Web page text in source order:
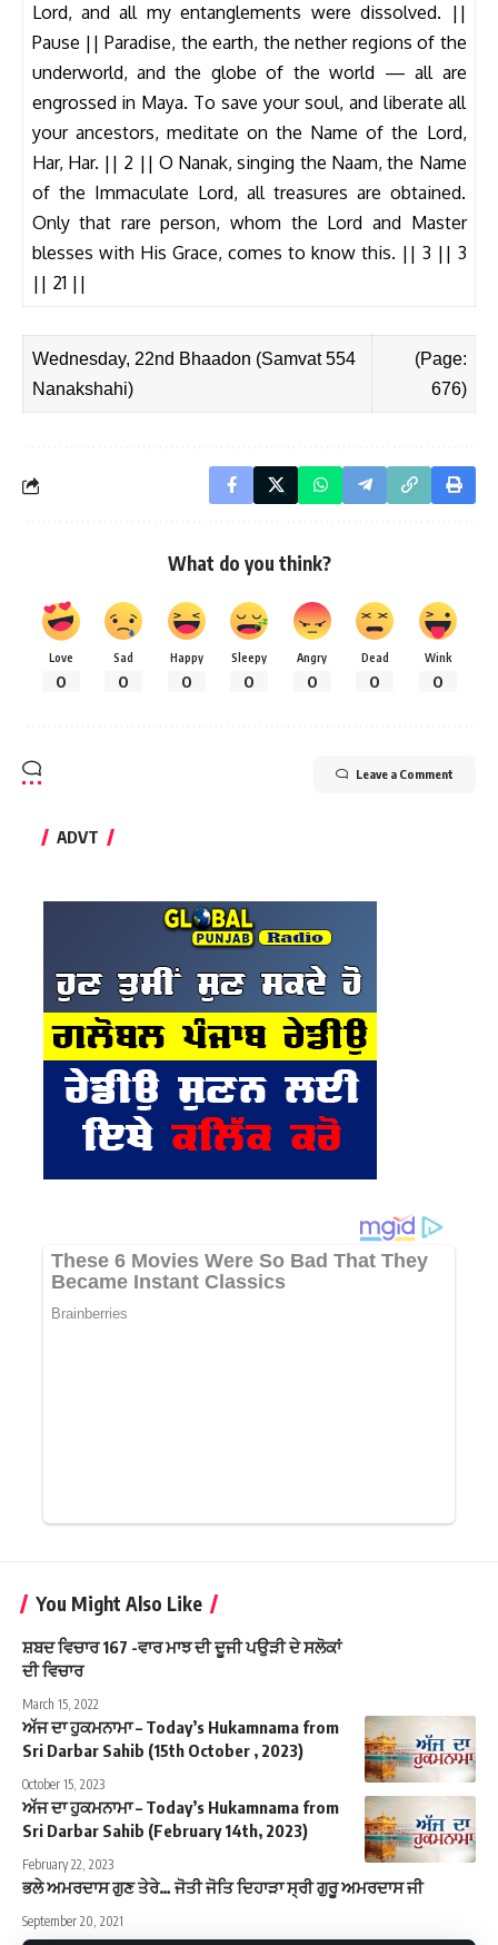
Lord, and all my entanglements were dissolved. ||
Pause || Paradise, the earth, the nether regions of the
underworld, and the globe of the world — all are
engrossed in Maya. To save your soul, and liberate all
your ancestors, meditate on the Name of the Lord,
Har, Har. || 2 || O Nanak, singing the Naam, the Name
of the Immaculate Lord, all treasures are obtained.
Only that rare person, whom the Lord and Master
blesses with His Grace, comes to know this. || 3 || 3
|| 21 ||
Wednesday, 22nd Bhaadon (Samvat 554
Nanakshahi)
(Page:
676)
What do you think?
Love
0
Sad
0
Happy
0
Sleepy
0
Angry
0
Dead
0
Wink
0
Leave a Comment
ADVT
You Might Also Like
ਸ਼ਬਦ ਵਿਚਾਰ 167 -ਵਾਰ ਮਾਝ ਦੀ ਦੂਜੀ ਪਉੜੀ ਦੇ ਸਲੋਕਾਂ
ਦੀ ਵਿਚਾਰ
March 15, 2022
ਅੱਜ ਦਾ ਹੁਕਮਨਾਮਾ – Today’s Hukamnama from
Sri Darbar Sahib (15th October , 2023)
October 15, 2023
ਅੱਜ ਦਾ ਹੁਕਮਨਾਮਾ – Today’s Hukamnama from
Sri Darbar Sahib (February 14th, 2023)
February 22, 2023
ਭਲੇ ਅਮਰਦਾਸ ਗੁਣ ਤੇਰੇ… ਜੋਤੀ ਜੋਤਿ ਦਿਹਾੜਾ ਸ੍ਰੀ ਗੁਰੂ ਅਮਰਦਾਸ ਜੀ
September 20, 2021